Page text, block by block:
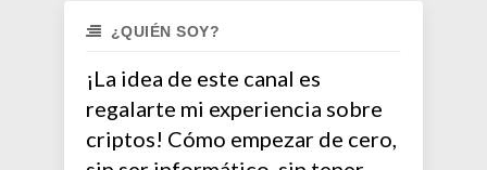
¿QUIÉN SOY?
¡La idea de este canal es
regalarte mi experiencia sobre
criptos! Cómo empezar de cero,